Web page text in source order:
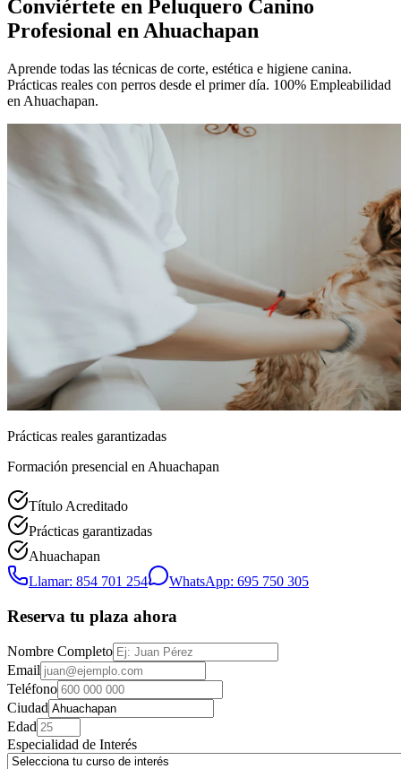
Conviértete en Peluquero Canino
Profesional en Ahuachapan
Aprende todas las técnicas de corte, estética e higiene canina.
Prácticas reales con perros desde el primer día. 100% Empleabilidad
en Ahuachapan.
Prácticas reales garantizadas
Formación presencial en Ahuachapan
Título Acreditado
Prácticas garantizadas
Ahuachapan
Llamar: 854 701 254
WhatsApp: 695 750 305
Reserva tu plaza ahora
Nombre Completo
Email
Teléfono
Ciudad
Edad
Especialidad de Interés